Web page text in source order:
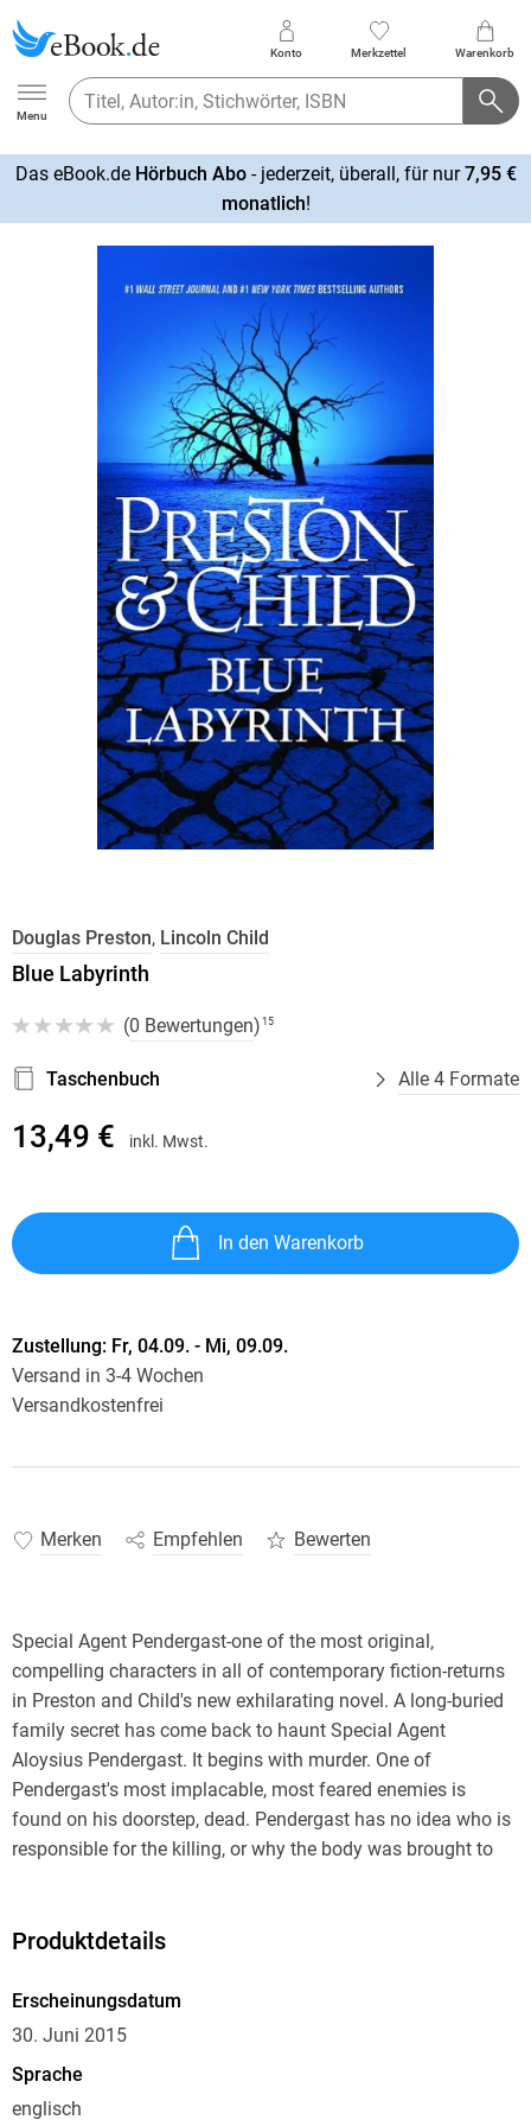
Ebook.de
Menu
Konto Merkzettel Warenkorb
Das eBook.de Hörbuch Abo- jederzeit, überall, für nur7,95 €
monatlich!
Douglas Preston, Lincoln Child
Blue Labyrinth
(0 Bewertungen) 15
Taschenbuch Alle 4 Formate
13,49 € inkl. Mwst.
In den Warenkorb
Zustellung: Fr, 04.09. - Mi, 09.09.
Versand in 3-4 Wochen
Versandkostenfrei
Merken Empfehlen Bewerten
Special Agent Pendergast-one of the most original,
compelling characters in all of contemporary fiction-returns
in Preston and Child's new exhilarating novel. A long-buried
family secret has come back to haunt Special Agent
Aloysius Pendergast. It begins with murder. One of
Pendergast's most implacable, most feared enemies is
found on his doorstep, dead. Pendergast has no idea who is
responsible for the killing, or why the body was brought to
lodged in the stomach of the deceased. The gem leads
California's Salton Sea, which in turn propels him on a
journey of discovery deep into his own family's sinister past.
episode of family history: he is being stalked by a subtle
killer bent on vengeance over an ancient transgression. And
Produktdetails
Erscheinungsdatum
30. Juni 2015
Sprache
englisch